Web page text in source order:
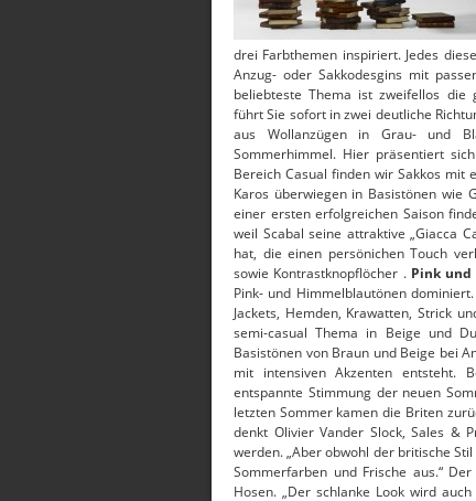
drei Farbthemen inspiriert. Jedes
Anzug- oder Sakkodesgins mit
beliebteste Thema ist zweifellos die
führt Sie sofort in zwei deutliche
aus Wollanzügen in Grau- und
Sommerhimmel. Hier präsentiert
Bereich Casual finden wir Sakkos
Karos überwiegen in Basistönen wie
einer ersten erfolgreichen Saison
weil Scabal seine attraktive „Giacca
hat, die einen persönichen Touch
sowie Kontrastknopflöcher . Pink
Pink- und Himmelblautönen
Jackets, Hemden, Krawatten, Strick
semi-casual Thema in Beige und
Basistönen von Braun und Beige bei
mit intensiven Akzenten entsteht.
entspannte Stimmung der neuen
letzten Sommer kamen die Briten
denkt Olivier Vander Slock, Sales &
werden. „Aber obwohl der britische
Sommerfarben und Frische aus.“
Hosen. „Der schlanke Look wird